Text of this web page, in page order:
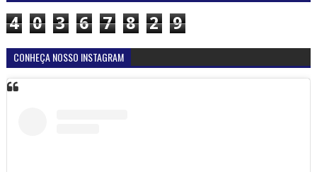
4 0 3 6 7 8 2 9
CONHEÇA NOSSO INSTAGRAM